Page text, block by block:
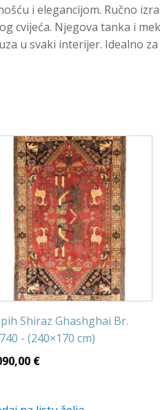
i elegancijom. Ručno
cvijeća. Njegova tanka i
u svaki interijer. Idealno
Shiraz Ghashghai Br.
- (240×170 cm)
€